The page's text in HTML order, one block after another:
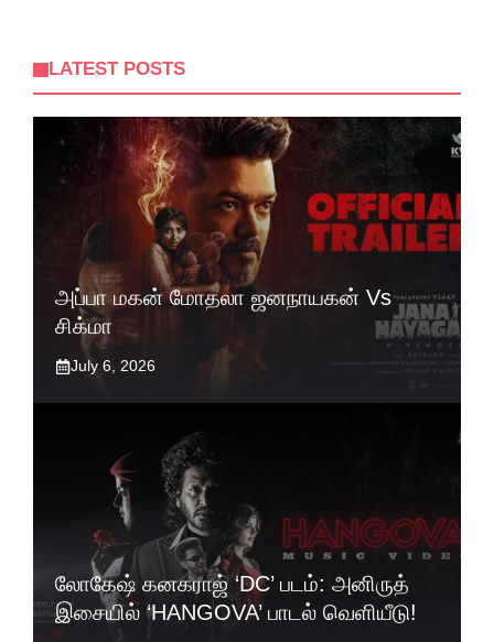
LATEST POSTS
அப்பா மகன் மோதலா ஜனநாயகன் Vs
சிக்மா
July 6, 2026
லோகேஷ் கனகராஜ் ‘DC’ படம்: அனிருத்
இசையில் ‘HANGOVA’ பாடல் வெளியீடு!